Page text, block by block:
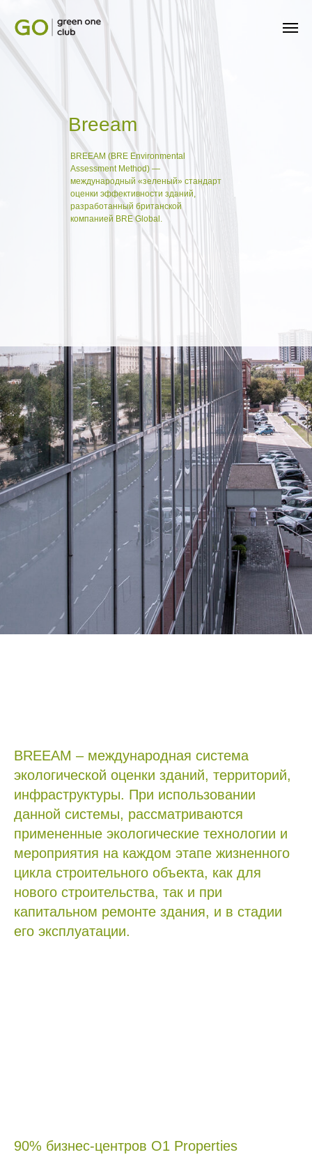
Breeam
BREEAM (BRE Environmental
Assessment Method) —
международный «зеленый» стандарт
оценки эффективности зданий,
разработанный британской
компанией BRE Global.
BREEAM – международная система
экологической оценки зданий, территорий,
инфраструктуры. При использовании
данной системы, рассматриваются
примененные экологические технологии и
мероприятия на каждом этапе жизненного
цикла строительного объекта, как для
нового строительства, так и при
капитальном ремонте здания, и в стадии
его эксплуатации.
90% бизнес-центров O1 Properties